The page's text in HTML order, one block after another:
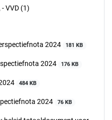
- VVD (1)
2024
181 KB
2024 176 KB
484 KB
2024 76 KB